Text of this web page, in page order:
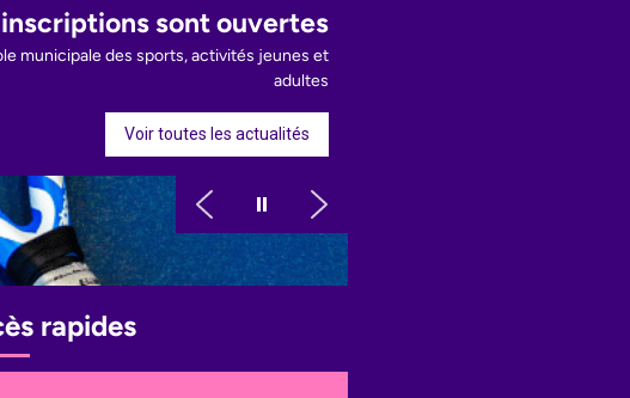
inscriptions sont ouvertes
municipale des sports, activités jeunes et
adultes
Voir toutes les actualités
rapides